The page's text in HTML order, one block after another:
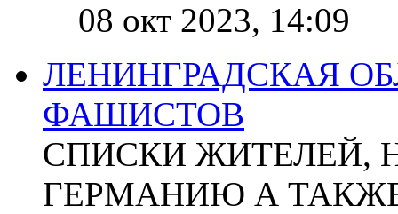
08 окт 2023, 14:09
ЛЕНИНГРАДСКАЯ
ФАШИСТОВ
СПИСКИ ЖИТЕЛЕЙ,
ГЕРМАНИЮ А